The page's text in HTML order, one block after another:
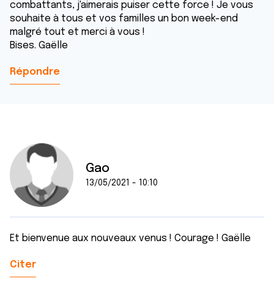
combattants, j'aimerais puiser cette force ! Je vous
souhaite à tous et vos familles un bon week-end
malgré tout et merci à vous !
Bises. Gaëlle
Répondre
Gao
13/05/2021 - 10:10
Et bienvenue aux nouveaux venus ! Courage ! Gaëlle
Citer